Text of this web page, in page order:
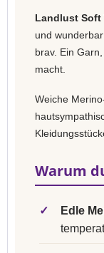
Landlust Soft
und
brav. Ein
macht.
Weiche
Warum
✓ Edle